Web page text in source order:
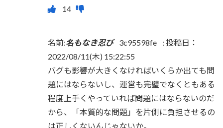
名前:名もなき忍び 3c95598fe : 投稿日：
2022/08/11(木) 15:22:55
バグも影響が大きくなければいくらか出ても問
題にはならないし、運営も完璧でなくともある
程度上手くやっていれば問題にはならないのだ
から、「本質的な問題」を片側に負担させるの
は正しくないんじゃないか。